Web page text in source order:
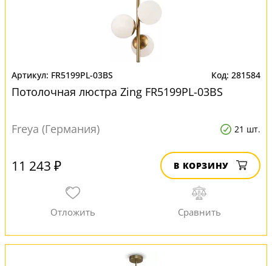
FR5199PL-03BS 281584
Потолочная люстра Zing FR5199PL-03BS
Freya (Германия) 21 шт.
11 243 ₽ В КОРЗИНУ